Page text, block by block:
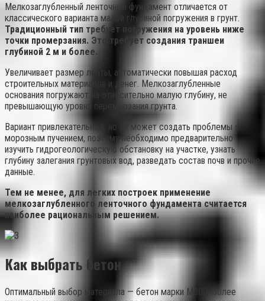
Мелкозаглубленный ленточный фундамент отличается от
классического варианта малой глубиной погружения в грунт.
Традиционный тип требует погружения на уровень ниже
точки промерзания. Это требует создания траншеи
глубиной 2 м и более.
Увеличивает размер ленты, автоматически повышая расход
строительных материалов и денег. Мелкозаглубленные
основания погружают на относительно малую глубину, не
превышающую уровня перемерзания грунта.
Вариант привлекательный, но он может создать проблемы с
морозным пучением, поэтому необходимо предварительно
изучить гидрогеологическую обстановку на участке, узнать
глубину залегания грунтовых вод, разведать состав почв и прочие
данные.
Тем не менее, для легких построек применение
мелкозаглубленного ленточного фундамента считается
наиболее рациональным решением.
Как выбрать бетон
Оптимальный выбор материала — бетон марки М300. Более